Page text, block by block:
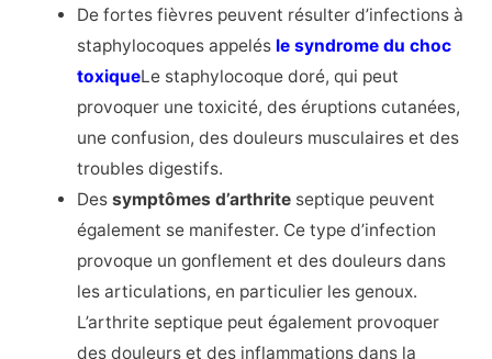
De fortes fièvres peuvent résulter d’infections à
staphylocoques appelés le syndrome du choc
toxiqueLe staphylocoque doré, qui peut
provoquer une toxicité, des éruptions cutanées,
une confusion, des douleurs musculaires et des
troubles digestifs.
Dessymptômes d’arthrite septique peuvent
également se manifester. Ce type d’infection
provoque un gonflement et des douleurs dans
les articulations, en particulier les genoux.
L’arthrite septique peut également provoquer
des douleurs et des inflammations dans la